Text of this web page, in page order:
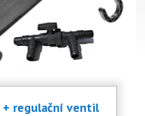
+ regulační ventil